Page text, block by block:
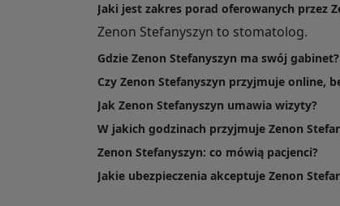
Jaki jest zakres porad oferowanych przez
Zenon Stefanyszyn to stomatolog.
Gdzie Zenon Stefanyszyn ma swój gabinet?
Czy Zenon Stefanyszyn przyjmuje online,
Jak Zenon Stefanyszyn umawia wizyty?
W jakich godzinach przyjmuje Zenon
Zenon Stefanyszyn: co mówią pacjenci?
Jakie ubezpieczenia akceptuje Zenon